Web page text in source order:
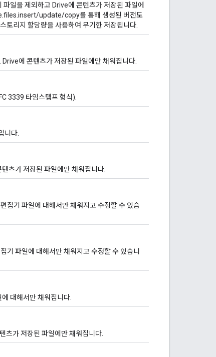
일을 제외하고 Drive에 콘텐츠가 저장된 파일에
update/copy를 통해 생성된 버전도
토리지 할당량을 사용하여 무기한 저장됩니다.
에 콘텐츠가 저장된 파일에만 채워집니다.
3339 타임스탬프 형식).
니다.
츠가 저장된 파일에만 채워집니다.
집기 파일에 대해서만 채워지고 수정할 수 있습
기 파일에 대해서만 채워지고 수정할 수 있습니
대해서만 채워집니다.
츠가 저장된 파일에만 채워집니다.